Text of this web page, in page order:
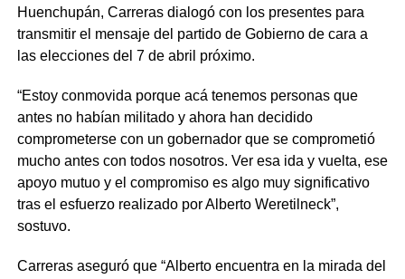
Huenchupán, Carreras dialogó con los presentes para
transmitir el mensaje del partido de Gobierno de cara a
las elecciones del 7 de abril próximo.
“Estoy conmovida porque acá tenemos personas que
antes no habían militado y ahora han decidido
comprometerse con un gobernador que se comprometió
mucho antes con todos nosotros. Ver esa ida y vuelta, ese
apoyo mutuo y el compromiso es algo muy significativo
tras el esfuerzo realizado por Alberto Weretilneck”,
sostuvo.
Carreras aseguró que “Alberto encuentra en la mirada del